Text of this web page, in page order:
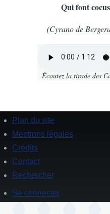
Qui font
(Cyrano de
audio
Écoutez la tirade des
FooterPlan du site
Mentions légales
Crédits
Contact
Rechercher
User
account
Se connecter